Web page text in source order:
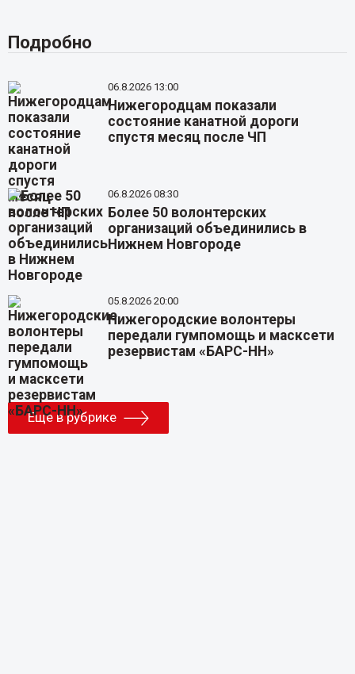
Подробно
06.8.2026 13:00
Нижегородцам показали
состояние канатной дороги
спустя месяц после ЧП
06.8.2026 08:30
Более 50 волонтерских
организаций объединились в
Нижнем Новгороде
05.8.2026 20:00
Нижегородские волонтеры
передали гумпомощь и масксети
резервистам «БАРС-НН»
Еще в рубрике